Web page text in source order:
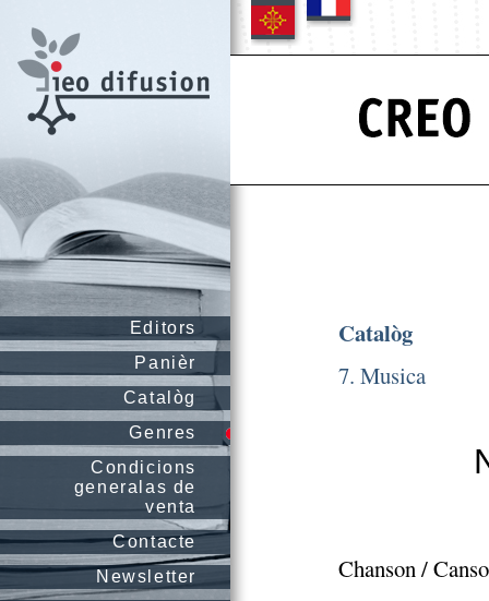
Editors
Panièr
Catalòg
Genres
Condicions
generalas de
venta
Contacte
Newsletter
Catalòg
7. Musica
Chanson /